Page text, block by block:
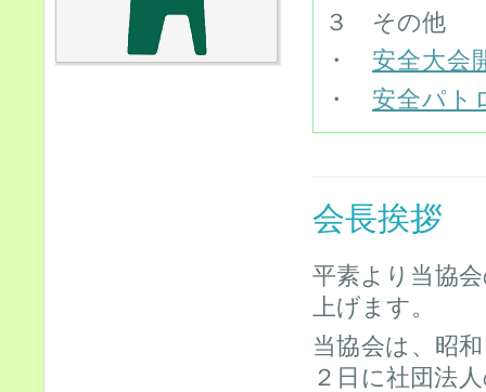
３ その他
・ 安全大会
・ 安全パト
会長挨拶
平素より当協
上げます。
当協会は、昭
２日に社団法